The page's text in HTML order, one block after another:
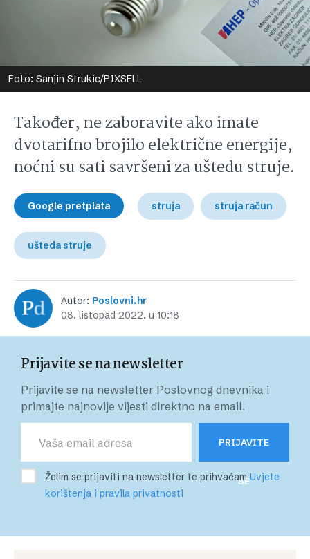
Foto: Sanjin Strukic/PIXSELL
Također, ne zaboravite ako imate
dvotarifno brojilo električne energije,
noćni su sati savršeni za uštedu struje.
Google pretplata struja struja račun
ušteda struje
Autor: Poslovni.hr
08. listopad 2022. u 10:18
Prijavite se na newsletter
Prijavite se na newsletter Poslovnog dnevnika i
primajte najnovije vijesti direktno na email.
PRIJAVITE
SE
Želim se prijaviti na newsletter te prihvaćamUvjete
korištenja i pravila privatnosti